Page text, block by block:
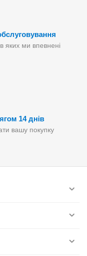
яких ми впевнені
14 днів
вашу покупку